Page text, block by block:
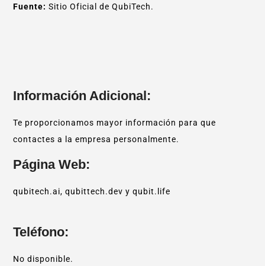
Fuente: Sitio Oficial de QubiTech.
Información Adicional:
Te proporcionamos mayor información para que
contactes a la empresa personalmente.
Página Web:
qubitech.ai, qubittech.dev y qubit.life
Teléfono:
No disponible.